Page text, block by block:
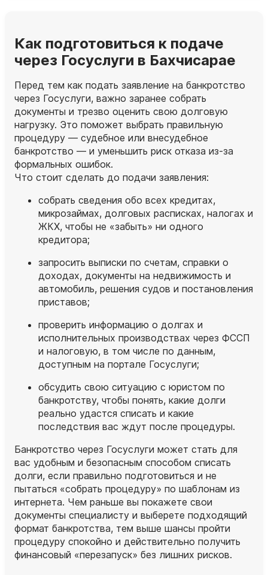
Как подготовиться к подаче
через Госуслуги в Бахчисарае
Перед тем как подать заявление на банкротство
через Госуслуги, важно заранее собрать
документы и трезво оценить свою долговую
нагрузку. Это поможет выбрать правильную
процедуру — судебное или внесудебное
банкротство — и уменьшить риск отказа из‑за
формальных ошибок.
Что стоит сделать до подачи заявления:
собрать сведения обо всех кредитах,
микрозаймах, долговых расписках, налогах и
ЖКХ, чтобы не «забыть» ни одного
кредитора;
запросить выписки по счетам, справки о
доходах, документы на недвижимость и
автомобиль, решения судов и постановления
приставов;
проверить информацию о долгах и
исполнительных производствах через ФССП
и налоговую, в том числе по данным,
доступным на портале Госуслуги;
обсудить свою ситуацию с юристом по
банкротству, чтобы понять, какие долги
реально удастся списать и какие
последствия вас ждут после процедуры.
Банкротство через Госуслуги может стать для
вас удобным и безопасным способом списать
долги, если правильно подготовиться и не
пытаться «собрать процедуру» по шаблонам из
интернета. Чем раньше вы покажете свои
документы специалисту и выберете подходящий
формат банкротства, тем выше шансы пройти
процедуру спокойно и действительно получить
финансовый «перезапуск» без лишних рисков.